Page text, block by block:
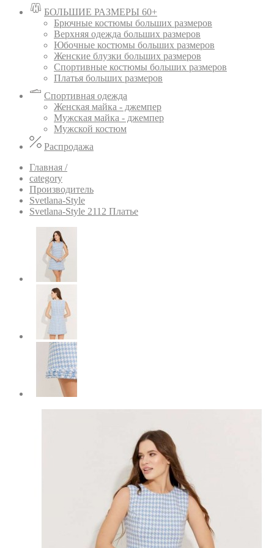
БОЛЬШИЕ РАЗМЕРЫ 60+
Брючные костюмы больших размеров
Верхняя одежда больших размеров
Юбочные костюмы больших размеров
Женские блузки больших размеров
Спортивные костюмы больших размеров
Платья больших размеров
Спортивная одежда
Женская майка - джемпер
Мужская майка - джемпер
Мужской костюм
Распродажа
Главная /
category
Производитель
Svetlana-Style
Svetlana-Style 2112 Платье